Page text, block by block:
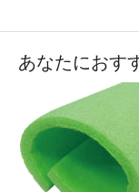
あなたにおす